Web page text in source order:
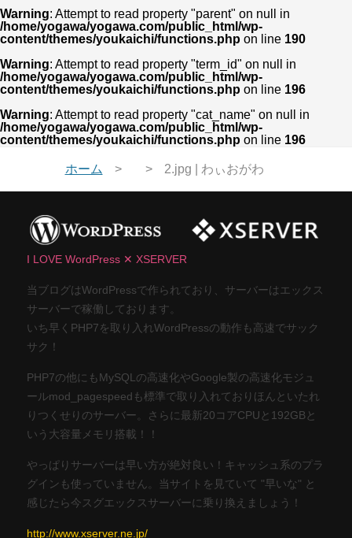
Warning: Attempt to read property "parent" on null in
/home/yogawa/yogawa.com/public_html/wp-
content/themes/youkaichi/functions.php on line 190
Warning: Attempt to read property "term_id" on null in
/home/yogawa/yogawa.com/public_html/wp-
content/themes/youkaichi/functions.php on line 196
Warning: Attempt to read property "cat_name" on null in
/home/yogawa/yogawa.com/public_html/wp-
content/themes/youkaichi/functions.php on line 196
ホーム 2.jpg | わぃおがわ
I LOVE WordPress ✕ XSERVER
当ブログはWordPressで作られており、サーバーはエックス
サーバーで稼働しております。
いち早くPHP7を取り入れWordPressの動作も高速でサック
サク！
PHP7の他にもMySQLの高速化やGoogle製の高速化モジュ
ールmod_pagespeedも標準で取り入れておりほんといたれ
りつくせりのサーバー。さらに最新20コアCPUと192GBと
いう大容量メモリ搭載！！
やっぱりサーバーは早い方が絶対良い！キャッシュ系のプラ
グインも使っていません。当サイトを見ていて "早いな" と
感じたら今スグエックスサーバーに乗り換えましょう！
http://www.xserver.ne.jp/